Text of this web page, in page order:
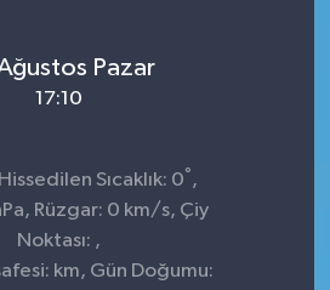
Pazar
17:10
Sıcaklık: 0° ,
Rüzgar: 0 km/s, Çiy
Noktası: ,
km, Gün Doğumu: